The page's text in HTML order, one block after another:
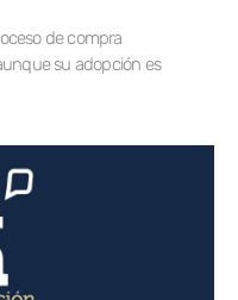
de compra
su adopción es